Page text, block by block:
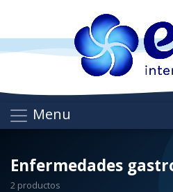
Menu
Enfermedades
2 productos